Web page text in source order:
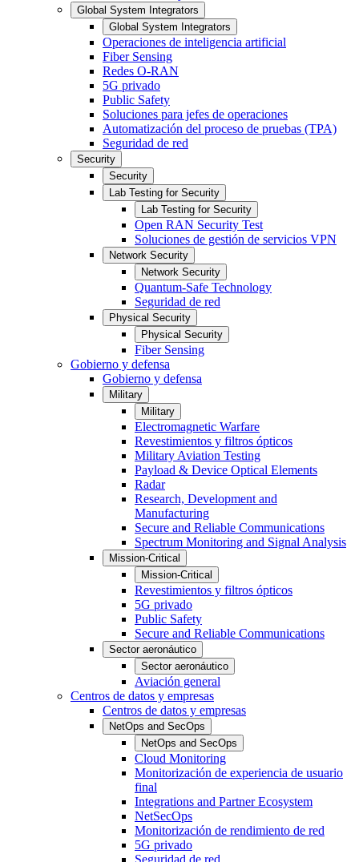
Global System Integrators
Global System Integrators
Operaciones de inteligencia artificial
Fiber Sensing
Redes O-RAN
5G privado
Public Safety
Soluciones para jefes de operaciones
Automatización del proceso de pruebas (TPA)
Seguridad de red
Security
Security
Lab Testing for Security
Lab Testing for Security
Open RAN Security Test
Soluciones de gestión de servicios VPN
Network Security
Network Security
Quantum-Safe Technology
Seguridad de red
Physical Security
Physical Security
Fiber Sensing
Gobierno y defensa
Gobierno y defensa
Military
Military
Electromagnetic Warfare
Revestimientos y filtros ópticos
Military Aviation Testing
Payload & Device Optical Elements
Radar
Research, Development and
Manufacturing
Secure and Reliable Communications
Spectrum Monitoring and Signal Analysis
Mission-Critical
Mission-Critical
Revestimientos y filtros ópticos
5G privado
Public Safety
Secure and Reliable Communications
Sector aeronáutico
Sector aeronáutico
Aviación general
Centros de datos y empresas
Centros de datos y empresas
NetOps and SecOps
NetOps and SecOps
Cloud Monitoring
Monitorización de experiencia de usuario
final
Integrations and Partner Ecosystem
NetSecOps
Monitorización de rendimiento de red
5G privado